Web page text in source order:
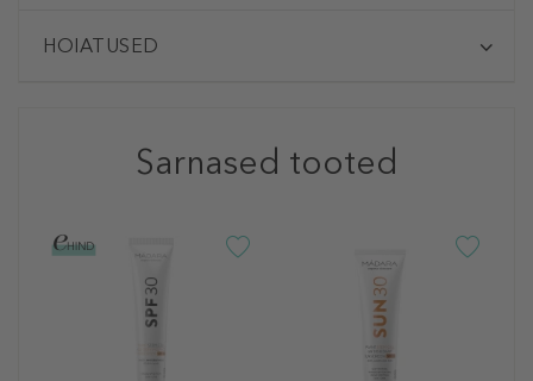
HOIATUSED
Sarnased tooted